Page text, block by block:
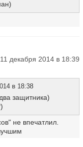
11 декабря 2014 в 18:39
в 18:38
защитника)
не впечатлил.